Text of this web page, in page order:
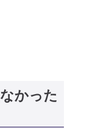
かった